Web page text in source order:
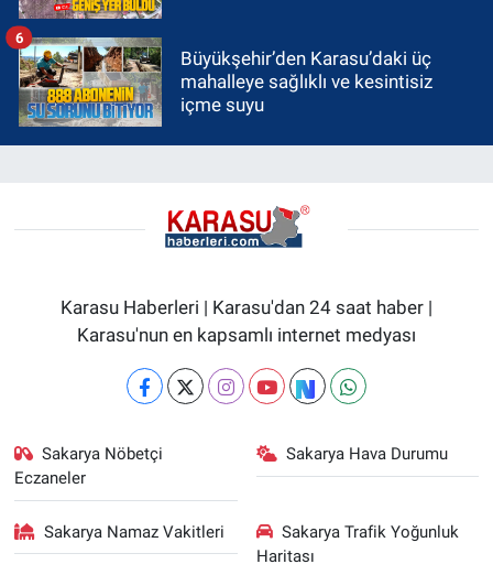
Büyükşehir’den Karasu’daki üç
mahalleye sağlıklı ve kesintisiz
içme suyu
6
Karasu Haberleri | Karasu'dan 24 saat haber |
Karasu'nun en kapsamlı internet medyası
Sakarya Nöbetçi
Eczaneler
Sakarya Hava Durumu
Sakarya Namaz Vakitleri
Sakarya Trafik Yoğunluk
Haritası